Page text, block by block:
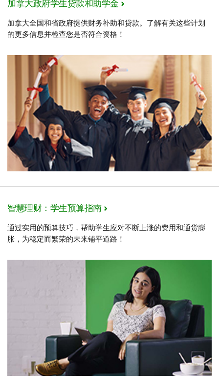
加拿大政府学生贷款和助学金
加拿大全国和省政府提供财务补助和贷款。了解有关这些计划
的更多信息并检查您是否符合资格！
智慧理财：学生预算指南
通过实用的预算技巧，帮助学生应对不断上涨的费用和通货膨
胀，为稳定而繁荣的未来铺平道路！